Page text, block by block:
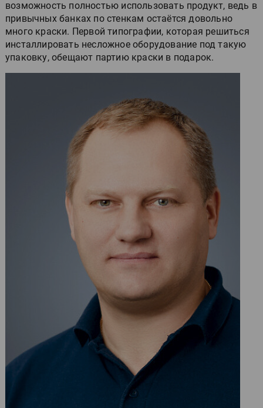
возможность полностью использовать продукт, ведь в
привычных банках по стенкам остаётся довольно
много краски. Первой типографии, которая решиться
инсталлировать несложное оборудование под такую
упаковку, обещают партию краски в подарок.